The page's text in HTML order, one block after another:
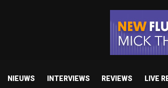
NIEUWS INTERVIEWS REVIEWS LIVE